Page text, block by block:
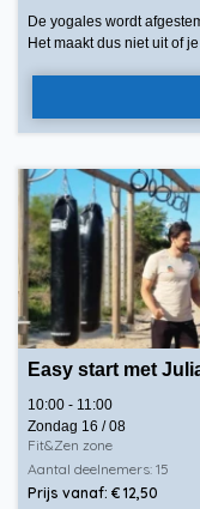
De yogales wordt
Het maakt dus niet uit of je
Easy start met
10:00 - 11:00
Zondag 16 / 08
Fit&Zen zone
Aantal deelnemers: 15
Prijs vanaf: € 12,50